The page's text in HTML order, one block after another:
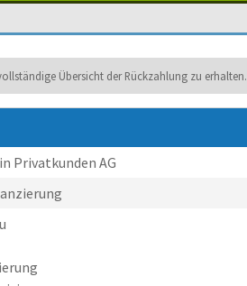
Übersicht der Rückzahlung zu erhalten.
Privatkunden AG